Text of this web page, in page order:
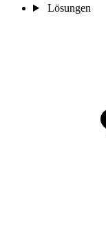
Lösungen